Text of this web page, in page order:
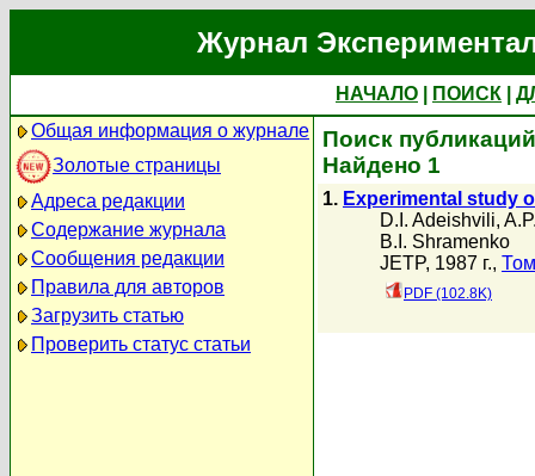
Журнал
НАЧАЛО ПОИСК
Общая информация о журнале
Золотые страницы
Адреса редакции
Содержание журнала
Сообщения редакции
Правила для авторов
Загрузить статью
Проверить статус статьи
Поиск
Найдено 1
1. Experimental study
D.I. Adeishvili,
B.I. Shramenko
JETP, 1987 г.,
PDF (102.8K)